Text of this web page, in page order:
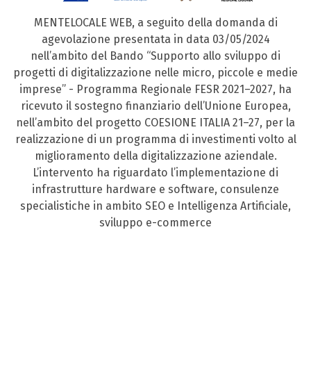
MENTELOCALE WEB, a seguito della domanda di
agevolazione presentata in data 03/05/2024
nell’ambito del Bando “Supporto allo sviluppo di
progetti di digitalizzazione nelle micro, piccole e medie
imprese” - Programma Regionale FESR 2021–2027, ha
ricevuto il sostegno finanziario dell’Unione Europea,
nell’ambito del progetto COESIONE ITALIA 21–27, per la
realizzazione di un programma di investimenti volto al
miglioramento della digitalizzazione aziendale.
L’intervento ha riguardato l’implementazione di
infrastrutture hardware e software, consulenze
specialistiche in ambito SEO e Intelligenza Artificiale,
sviluppo e-commerce